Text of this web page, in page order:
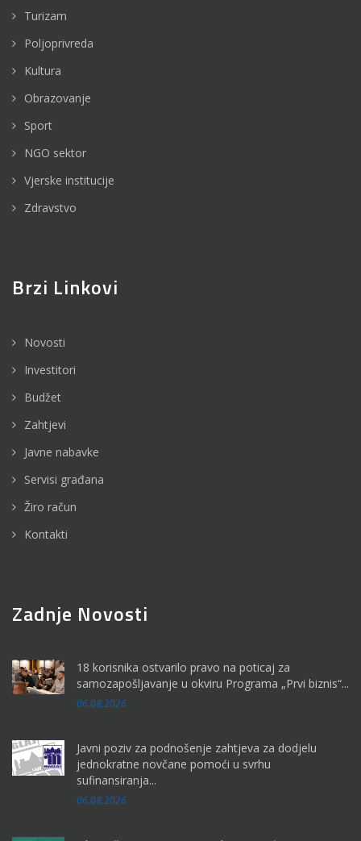
Turizam
Poljoprivreda
Kultura
Obrazovanje
Sport
NGO sektor
Vjerske institucije
Zdravstvo
Brzi Linkovi
Novosti
Investitori
Budžet
Zahtjevi
Javne nabavke
Servisi građana
Žiro račun
Kontakti
Zadnje Novosti
18 korisnika ostvarilo pravo na poticaj za
samozapošljavanje u okviru Programa „Prvi biznis“...
06.08.2026
Javni poziv za podnošenje zahtjeva za dodjelu
jednokratne novčane pomoći u svrhu
sufinansiranja...
06.08.2026